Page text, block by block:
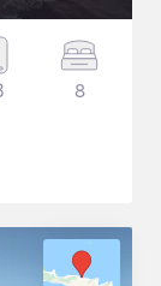
8